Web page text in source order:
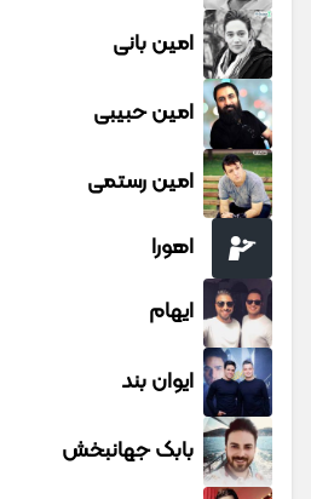
امین بانی
امین حبیبی
امین رستمی
اهورا
ایهام
ایوان بند
بابک جهانبخش